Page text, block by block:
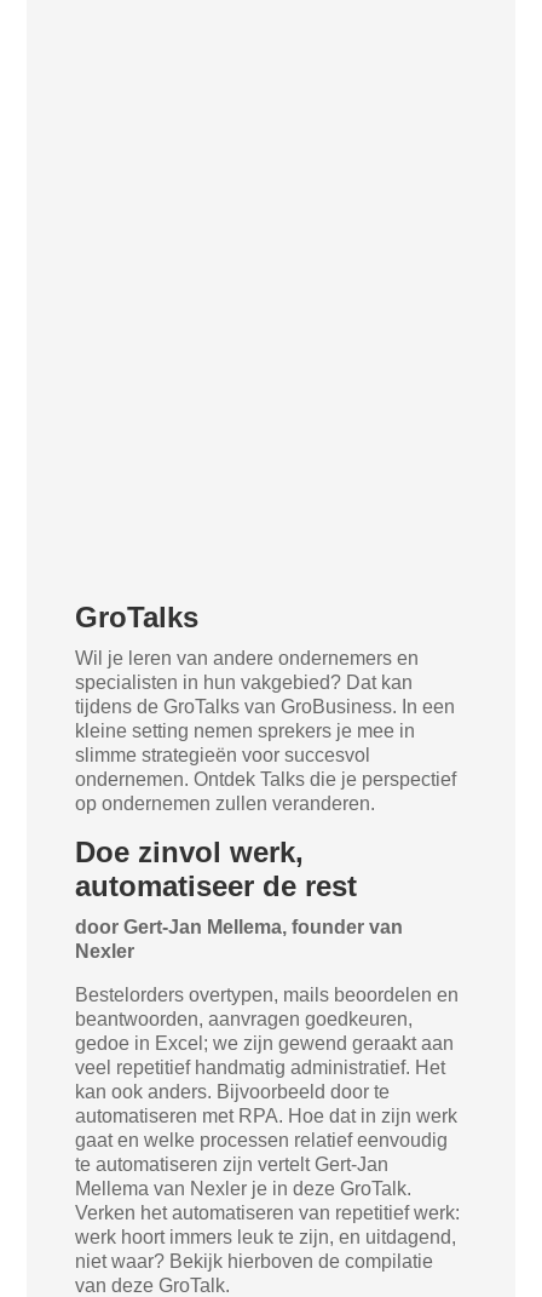
GroTalks
Wil je leren van andere ondernemers en
specialisten in hun vakgebied? Dat kan
tijdens de GroTalks van GroBusiness. In een
kleine setting nemen sprekers je mee in
slimme strategieën voor succesvol
ondernemen. Ontdek Talks die je perspectief
op ondernemen zullen veranderen.
Doe zinvol werk,
automatiseer de rest
door Gert-Jan Mellema, founder van
Nexler
Bestelorders overtypen, mails beoordelen en
beantwoorden, aanvragen goedkeuren,
gedoe in Excel; we zijn gewend geraakt aan
veel repetitief handmatig administratief. Het
kan ook anders. Bijvoorbeeld door te
automatiseren met RPA. Hoe dat in zijn werk
gaat en welke processen relatief eenvoudig
te automatiseren zijn vertelt Gert-Jan
Mellema van Nexler je in deze GroTalk.
Verken het automatiseren van repetitief werk:
werk hoort immers leuk te zijn, en uitdagend,
niet waar? Bekijk hierboven de compilatie
van deze GroTalk.